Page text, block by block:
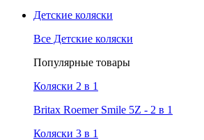
Детские коляски
Все Детские коляски
Популярные товары
Коляски 2 в 1
Britax Roemer Smile 5Z - 2 в 1
Коляски 3 в 1